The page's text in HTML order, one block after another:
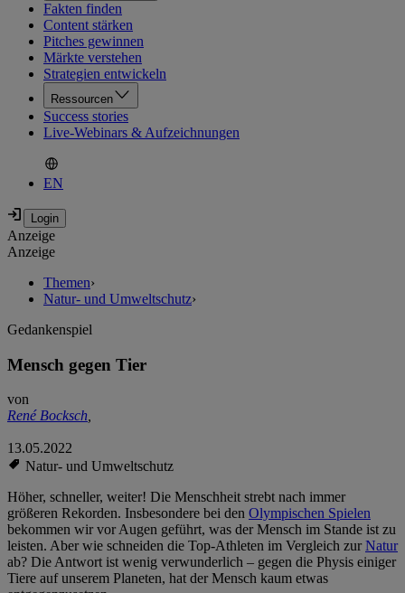
Fakten finden
Content stärken
Pitches gewinnen
Märkte verstehen
Strategien entwickeln
Ressourcen
Success stories
Live-Webinars & Aufzeichnungen
EN
Anzeige
Anzeige
Themen›
Natur- und Umweltschutz›
Gedankenspiel
Mensch gegen Tier
von
René Bocksch,
13.05.2022
Natur- und Umweltschutz
Höher, schneller, weiter! Die Menschheit strebt nach immer
größeren Rekorden. Insbesondere bei den Olympischen Spielen
bekommen wir vor Augen geführt, was der Mensch im Stande ist zu
leisten. Aber wie schneiden die Top-Athleten im Vergleich zurNatur
ab? Die Antwort ist wenig verwunderlich – gegen die Physis einiger
Tiere auf unserem Planeten, hat der Mensch kaum etwas